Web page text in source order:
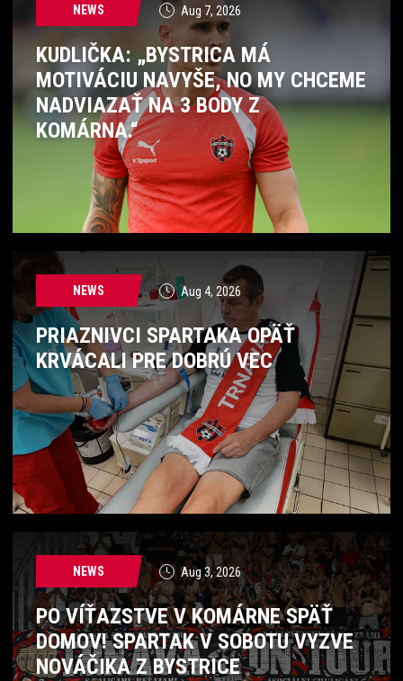
NEWS Aug 7, 2026
KUDLIČKA: „BYSTRICA MÁ
MOTIVÁCIU NAVYŠE, NO MY CHCEME
NADVIAZAŤ NA 3 BODY Z
KOMÁRNA.“
NEWS Aug 4, 2026
PRIAZNIVCI SPARTAKA OPÄŤ
KRVÁCALI PRE DOBRÚ VEC
NEWS Aug 3, 2026
PO VÍŤAZSTVE V KOMÁRNE SPÄŤ
DOMOV! SPARTAK V SOBOTU VYZVE
NOVÁČIKA Z BYSTRICE